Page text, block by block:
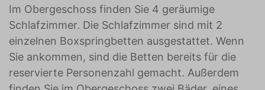
Im Obergeschoss finden Sie 4 geräumige
Schlafzimmer. Die Schlafzimmer sind mit 2
einzelnen Boxspringbetten ausgestattet. Wenn
Sie ankommen, sind die Betten bereits für die
reservierte Personenzahl gemacht. Außerdem